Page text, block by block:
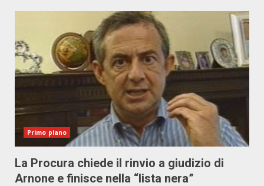
Primo piano
La Procura chiede il rinvio a giudizio di
Arnone e finisce nella “lista nera”